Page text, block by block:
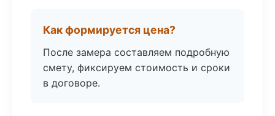
Как формируется цена?
После замера составляем подробную
смету, фиксируем стоимость и сроки
в договоре.